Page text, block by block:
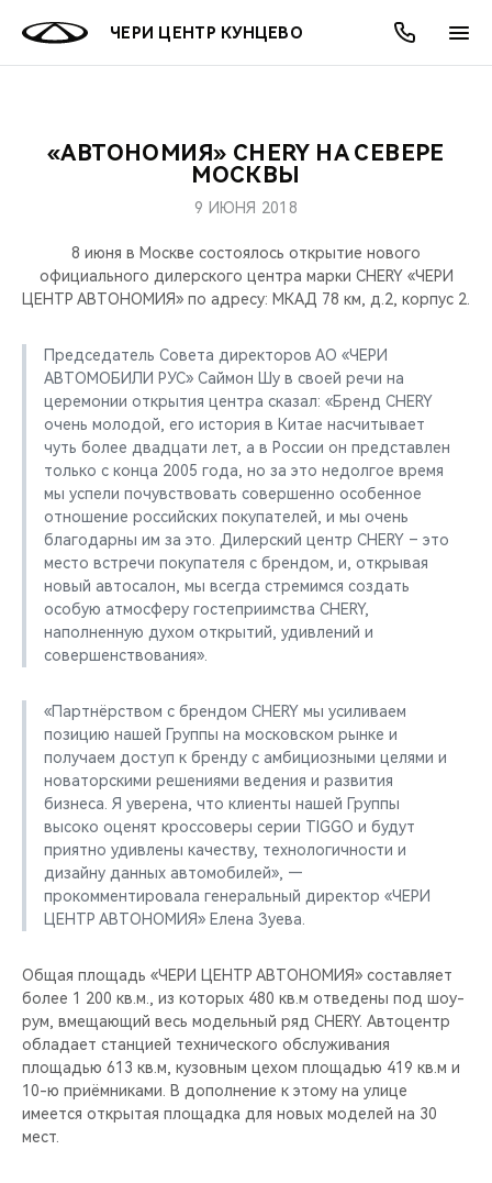
ЧЕРИ ЦЕНТР КУНЦЕВО
МОДЕЛИ
КРОССОВЕРЫ
СЕДАНЫ
НОВИНКИ
ПОКУПАТЕЛЯМ
КРЕДИТ И СТРАХОВАНИЕ
ВЛАДЕЛЬЦАМ
ЗАПЧАСТИ И АКСЕССУАРЫ
CHERY CONNECT
МИР CHERY
О БРЕНДЕ
ЛЮДИ CHERY
БЛАГОТВОРИТЕЛЬНОСТЬ
CHERY REMOTE
CHERY И СПОРТ
НАШИ МЕРОПРИЯТИЯ
ВИДЕООБЗОРЫ
CHERY ДЛЯ ДЕТЕЙ
АКЦИИ
ОНЛАЙН СЕРВИСЫ
КРЕДИТ
О КОМПАНИИ
МЫ В СОЦСЕТЯХ
«АВТОНОМИЯ» CHERY НА СЕВЕРЕ
МОСКВЫ
9 ИЮНЯ 2018
8 июня в Москве состоялось открытие нового
официального дилерского центра марки CHERY «ЧЕРИ
ЦЕНТР АВТОНОМИЯ» по адресу: МКАД 78 км, д.2, корпус 2.
Председатель Совета директоров АО «ЧЕРИ
АВТОМОБИЛИ РУС» Саймон Шу в своей речи на
церемонии открытия центра сказал: «Бренд CHERY
очень молодой, его история в Китае насчитывает
чуть более двадцати лет, а в России он представлен
только с конца 2005 года, но за это недолгое время
мы успели почувствовать совершенно особенное
отношение российских покупателей, и мы очень
благодарны им за это. Дилерский центр CHERY – это
место встречи покупателя с брендом, и, открывая
новый автосалон, мы всегда стремимся создать
особую атмосферу гостеприимства CHERY,
наполненную духом открытий, удивлений и
совершенствования».
«Партнёрством с брендом CHERY мы усиливаем
позицию нашей Группы на московском рынке и
получаем доступ к бренду с амбициозными целями и
новаторскими решениями ведения и развития
бизнеса. Я уверена, что клиенты нашей Группы
высоко оценят кроссоверы серии TIGGO и будут
приятно удивлены качеству, технологичности и
дизайну данных автомобилей», —
прокомментировала генеральный директор «ЧЕРИ
ЦЕНТР АВТОНОМИЯ» Елена Зуева.
Общая площадь «ЧЕРИ ЦЕНТР АВТОНОМИЯ» составляет
более 1 200 кв.м., из которых 480 кв.м отведены под шоу-
рум, вмещающий весь модельный ряд CHERY. Автоцентр
обладает станцией технического обслуживания
площадью 613 кв.м, кузовным цехом площадью 419 кв.м и
10-ю приёмниками. В дополнение к этому на улице
имеется открытая площадка для новых моделей на 30
мест.